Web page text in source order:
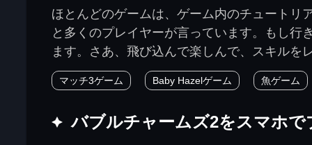
ほとんどのゲームは、ゲーム内のチュートリ
と多くのプレイヤーが言っています。もし行
ます。さあ、飛び込んで楽しんで、スキルを
マッチ3ゲーム Baby Hazelゲーム 魚ゲーム
バブルチャームズ2をスマホで